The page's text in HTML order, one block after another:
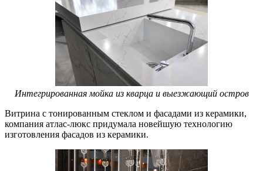
Интегрированная мойка из кварца и выезжающий остров
Витрина с тонированным стеклом и фасадами из керамики,
компания атлас-люкс придумала новейшую технологию
изготовления фасадов из керамики.